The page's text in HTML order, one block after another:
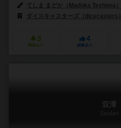
てしま まどか（Madoka Teshima）
ダイスキャスターズ（dicecasters）
3
興味あり
4
経験あり
双潭
Soutan